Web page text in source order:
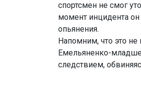
спортсмен не смог
момент инцидента он
опьянения.
Напомним, что это
Емельяненко-
следствием,